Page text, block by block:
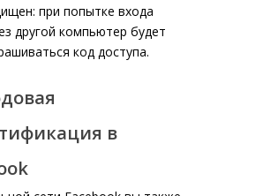
при попытке входа
другой компьютер будет
код доступа.
в